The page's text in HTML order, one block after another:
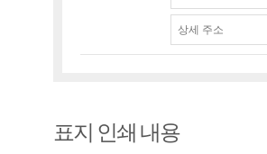
표지 인쇄 내용